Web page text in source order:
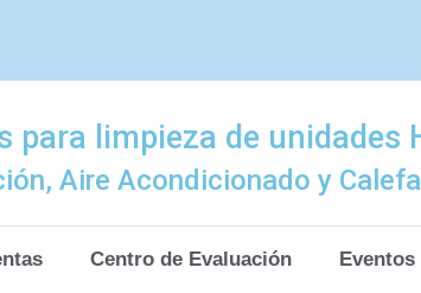
para limpieza de unidades
Aire Acondicionado y
Centro de Evaluación Eventos